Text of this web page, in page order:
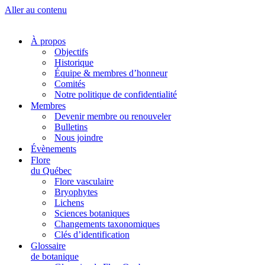
Aller au contenu
À propos
Objectifs
Historique
Équipe & membres d’honneur
Comités
Notre politique de confidentialité
Membres
Devenir membre ou renouveler
Bulletins
Nous joindre
Évènements
Flore
du Québec
Flore vasculaire
Bryophytes
Lichens
Sciences botaniques
Changements taxonomiques
Clés d’identification
Glossaire
de botanique